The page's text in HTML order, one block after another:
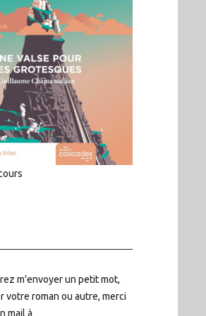
m'envoyer un petit mot,
votre roman ou autre, merci
mail à